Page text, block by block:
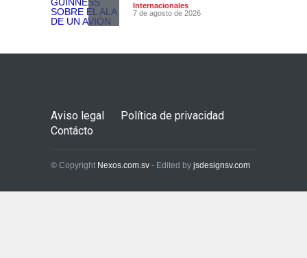
Internacionales
7 de agosto de 2026
REVELAN IDENTIDAD DE
7 de agosto de 2026
CAPTURAN A SIETE
Aviso legal
Política de privacidad
Contácto
© Copyright Nexos.com.sv - Edited by jsdesignsv.com